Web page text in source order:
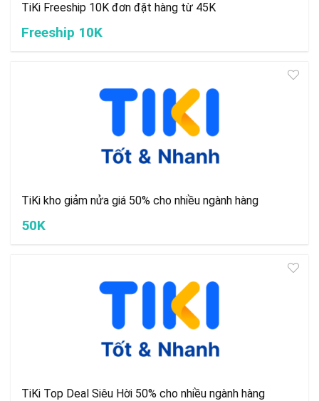
TiKi Freeship 10K đơn đặt hàng từ 45K
Freeship 10K
TiKi kho giảm nửa giá 50% cho nhiều ngành hàng
50K
TiKi Top Deal Siêu Hời 50% cho nhiều ngành hàng